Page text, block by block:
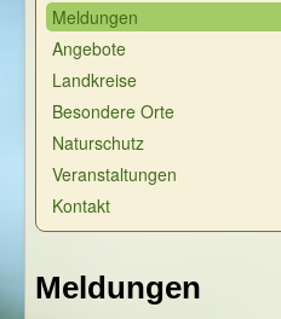
Meldungen
Angebote
Landkreise
Besondere Orte
Naturschutz
Veranstaltungen
Kontakt
Meldungen